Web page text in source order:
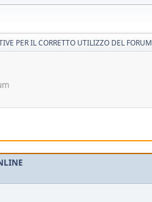
PER IL CORRETTO UTILIZZO DEL FORUM